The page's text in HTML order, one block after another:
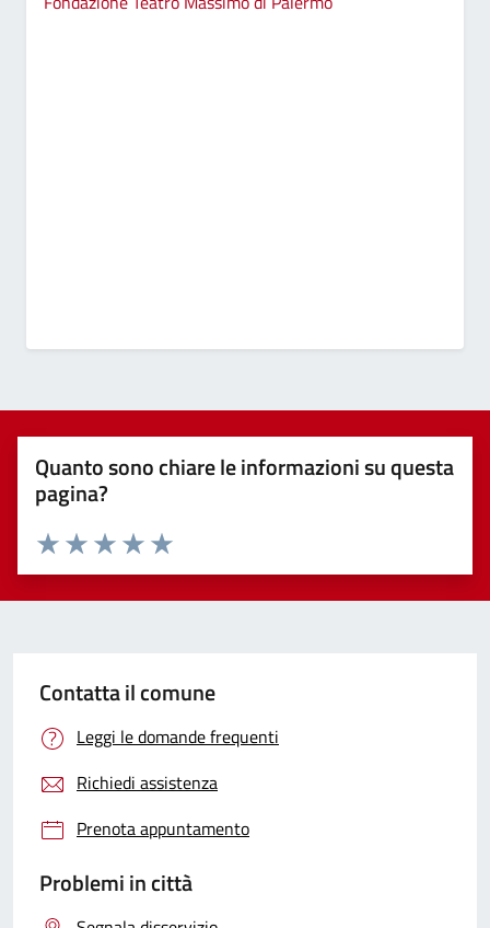
Quanto sono chiare le informazioni su questa
pagina?
Valuta 5 stelle su 5
Valuta 4 stelle su 5
Valuta 3 stelle su 5
Valuta 2 stelle su 5
Valuta 1 stelle su 5
Contatta il comune
Leggi le domande frequenti
Richiedi assistenza
Prenota appuntamento
Problemi in città